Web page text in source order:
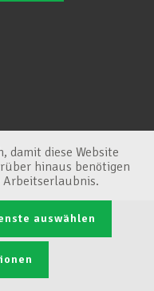
damit diese Website
hinaus benötigen
Arbeitserlaubnis.
auswählen